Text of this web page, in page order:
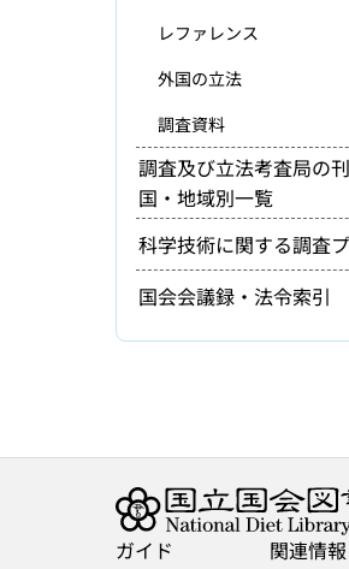
レファレンス
外国の立法
調査資料
調査及び立法考査局の
国・地域別一覧
科学技術に関する調査
国会会議録・法令索引
ガイド 関連情報